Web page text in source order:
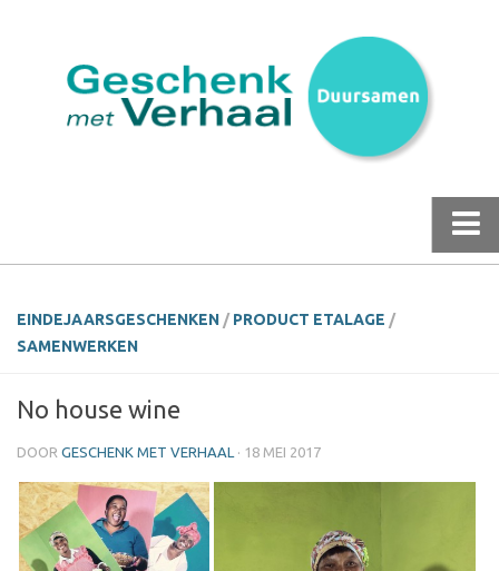
Duursamen
Nieuws over GmV Collectie
Productetalage
Contact
EINDEJAARSGESCHENKEN / PRODUCT ETALAGE /
SAMENWERKEN
No house wine
DOOR GESCHENK MET VERHAAL · 18 MEI 2017